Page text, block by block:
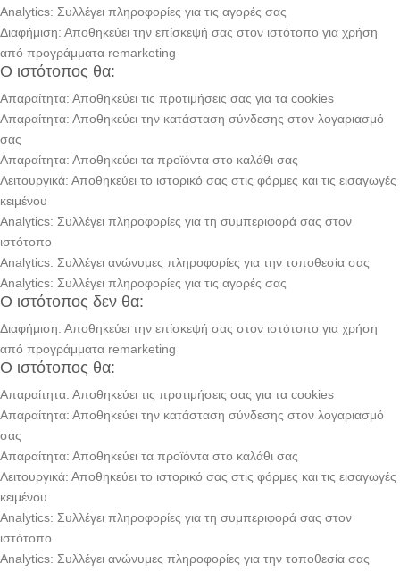
Analytics: Συλλέγει πληροφορίες για τις αγορές σας
Διαφήμιση: Αποθηκεύει την επίσκεψή σας στον ιστότοπο για χρήση
από προγράμματα remarketing
Ο ιστότοπος θα:
Απαραίτητα: Αποθηκεύει τις προτιμήσεις σας για τα cookies
Απαραίτητα: Αποθηκεύει την κατάσταση σύνδεσης στον λογαριασμό
σας
Απαραίτητα: Αποθηκεύει τα προϊόντα στο καλάθι σας
Λειτουργικά: Αποθηκεύει το ιστορικό σας στις φόρμες και τις εισαγωγές
κειμένου
Analytics: Συλλέγει πληροφορίες για τη συμπεριφορά σας στον
ιστότοπο
Analytics: Συλλέγει ανώνυμες πληροφορίες για την τοποθεσία σας
Analytics: Συλλέγει πληροφορίες για τις αγορές σας
Ο ιστότοπος δεν θα:
Διαφήμιση: Αποθηκεύει την επίσκεψή σας στον ιστότοπο για χρήση
από προγράμματα remarketing
Ο ιστότοπος θα:
Απαραίτητα: Αποθηκεύει τις προτιμήσεις σας για τα cookies
Απαραίτητα: Αποθηκεύει την κατάσταση σύνδεσης στον λογαριασμό
σας
Απαραίτητα: Αποθηκεύει τα προϊόντα στο καλάθι σας
Λειτουργικά: Αποθηκεύει το ιστορικό σας στις φόρμες και τις εισαγωγές
κειμένου
Analytics: Συλλέγει πληροφορίες για τη συμπεριφορά σας στον
ιστότοπο
Analytics: Συλλέγει ανώνυμες πληροφορίες για την τοποθεσία σας